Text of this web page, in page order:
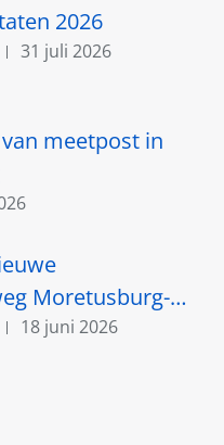
2026
31 juli 2026
meetpost in
Moretusburg-
Umicore site in
18 juni 2026